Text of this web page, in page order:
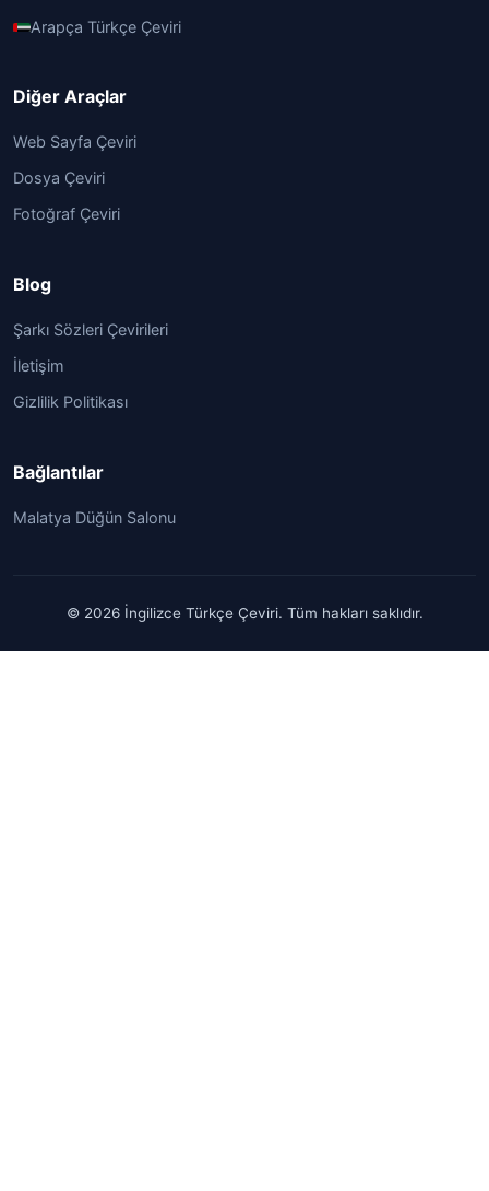
Arapça Türkçe Çeviri
Diğer Araçlar
Web Sayfa Çeviri
Dosya Çeviri
Fotoğraf Çeviri
Blog
Şarkı Sözleri Çevirileri
İletişim
Gizlilik Politikası
Bağlantılar
Malatya Düğün Salonu
© 2026 İngilizce Türkçe Çeviri. Tüm hakları saklıdır.